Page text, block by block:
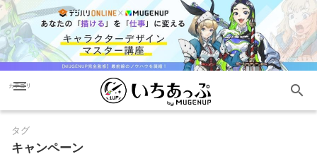
menu
カテゴリ search
タグ
キャンペーン